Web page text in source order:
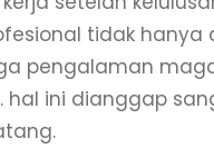
tidak hanya
pengalaman
hal ini dianggap